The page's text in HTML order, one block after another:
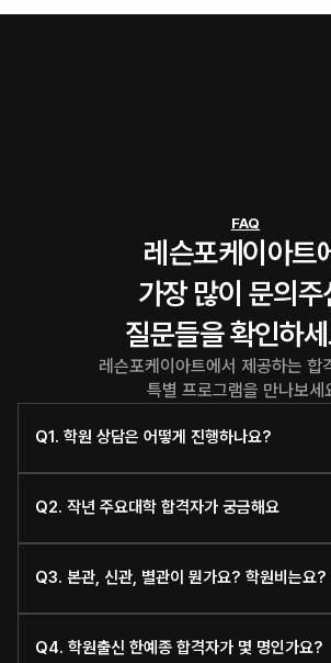
FAQ
레슨포케이아트
가장 많이 문의주
질문들을 확인하
레슨포케이아트에서 제공하는 합
특별 프로그램을 만나보세
Q1. 학원 상담은 어떻게 진행하나요?
Q2. 작년 주요대학 합격자가 궁금해요
Q3. 본관, 신관, 별관이 뭔가요? 학원비는요?
Q4. 학원출신 한예종 합격자가 몇 명인가요?